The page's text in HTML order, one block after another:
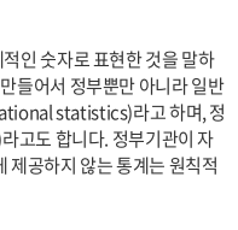
인 숫자로 표현한 것을 말하
들어서 정부뿐만 아니라 일반
statistics)라고 하며, 정
고도 합니다. 정부기관이 자
제공하지 않는 통계는 원칙적